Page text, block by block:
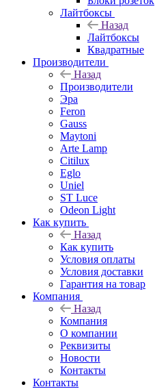
Лайтбоксы
Назад
Лайтбоксы
Квадратные
Производители
Назад
Производители
Эра
Feron
Gauss
Maytoni
Arte Lamp
Citilux
Eglo
Uniel
ST Luce
Odeon Light
Как купить
Назад
Как купить
Условия оплаты
Условия доставки
Гарантия на товар
Компания
Назад
Компания
О компании
Реквизиты
Новости
Контакты
Контакты